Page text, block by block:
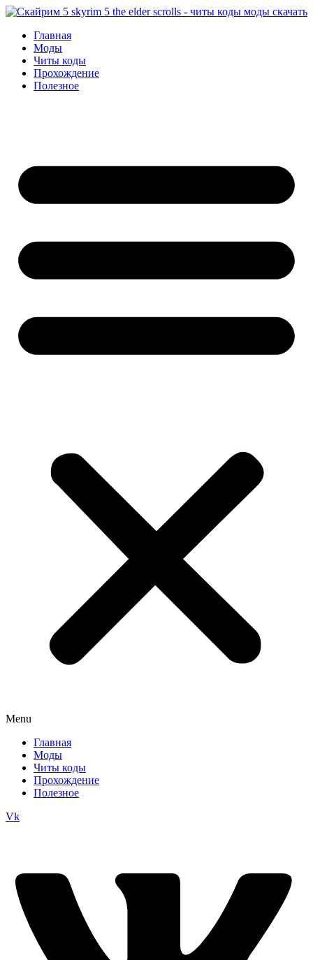
Перейти
содержимому
Главная
Моды
Читы коды
Прохождение
Полезное
Menu
Главная
Моды
Читы коды
Прохождение
Полезное
Vk